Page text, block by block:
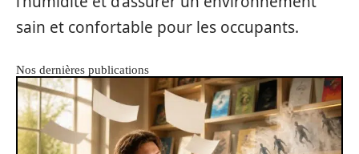
sain et confortable pour les occupants.
Nos dernières publications